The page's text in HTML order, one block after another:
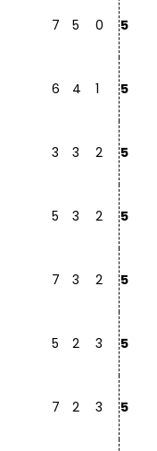
7 5 0 5
6 4 1 5
3 3 2 5
5 3 2 5
7 3 2 5
5 2 3 5
7 2 3 5